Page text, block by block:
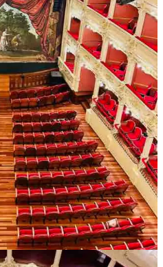
dans la saison d’opéra de Maó
le beau succès d’Aida l’an
une nouvelle fois sur une œuvre
auront lieu les 29 et
tradition, au Teatre Principal de